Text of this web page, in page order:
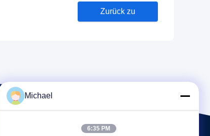
Zurück zu
Michael
6:35 PM